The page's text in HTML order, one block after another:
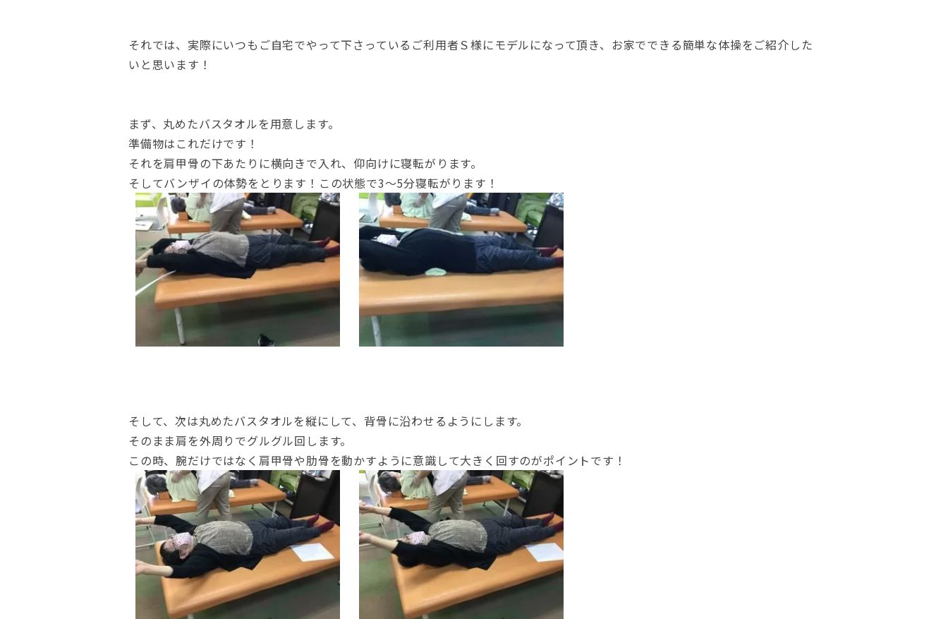
それでは、実際にいつもご自宅でやって下さっているご利用者Ｓ様にモデルになって頂き、お家でできる簡単な体操をご紹介した
いと思います！
まず、丸めたバスタオルを用意します。
準備物はこれだけです！
それを肩甲骨の下あたりに横向きで入れ、仰向けに寝転がります。
そしてバンザイの体勢をとります！この状態で3～5分寝転がります！
そして、次は丸めたバスタオルを縦にして、背骨に沿わせるようにします。
そのまま肩を外周りでグルグル回します。
この時、腕だけではなく肩甲骨や肋骨を動かすように意識して大きく回すのがポイントです！